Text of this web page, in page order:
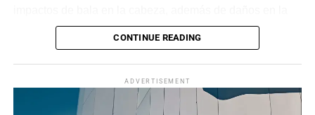
puerta del lado del conductor.
realizaron las diligencias correspondientes y el
levantamiento del cuerpo. Hasta el momento no se
CONTINUE READING
ADVERTISEMENT